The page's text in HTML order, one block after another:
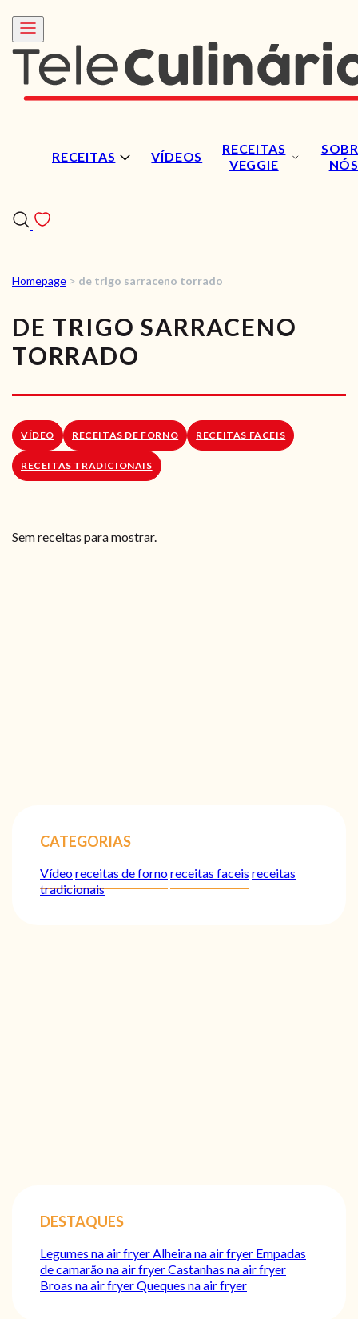
RECEITAS VÍDEOS
RECEITAS
VEGGIE
NÓS
RECEITAS
VÍDEOS
LOJA ONLINE
Homepage > de trigo sarraceno torrado
DE TRIGO SARRACENO
TORRADO
VÍDEO RECEITAS DE FORNO RECEITAS FACEIS
RECEITAS TRADICIONAIS
Sem receitas para mostrar.
CATEGORIAS
Vídeoreceitas de fornoreceitas faceis receitas
tradicionais
DESTAQUES
Legumes na air fryerAlheira na air fryer Empadas
de camarão na air fryerCastanhas na air fryer
Broas na air fryerQueques na air fryer